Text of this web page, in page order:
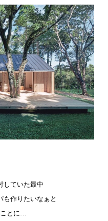
していた最中
も作りたいなぁと
とに…